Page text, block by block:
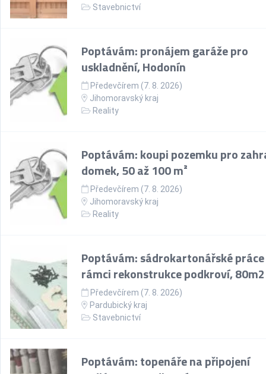
Stavebnictví
Poptávám: pronájem garáže pro
uskladnění, Hodonín
Předevčírem (7. 8. 2026)
Jihomoravský kraj
Reality
Poptávám: koupi pozemku pro
domek, 50 až 100 m²
Předevčírem (7. 8. 2026)
Jihomoravský kraj
Reality
Poptávám: sádrokartonářské
rámci rekonstrukce podkroví, 80m2
Předevčírem (7. 8. 2026)
Pardubický kraj
Stavebnictví
Poptávám: topenáře na připojení